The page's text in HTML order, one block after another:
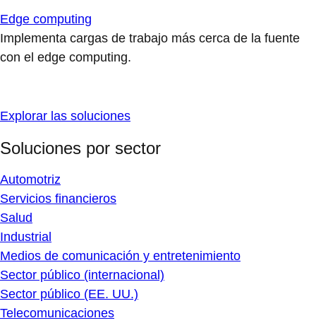
Edge computing
Implementa cargas de trabajo más cerca de la fuente
con el edge computing.
Explorar las soluciones
Soluciones por sector
Automotriz
Servicios financieros
Salud
Industrial
Medios de comunicación y entretenimiento
Sector público (internacional)
Sector público (EE. UU.)
Telecomunicaciones